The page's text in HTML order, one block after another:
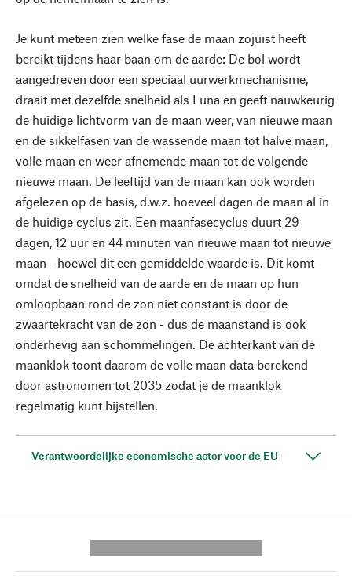
Je kunt meteen zien welke fase de maan zojuist heeft
bereikt tijdens haar baan om de aarde: De bol wordt
aangedreven door een speciaal uurwerkmechanisme,
draait met dezelfde snelheid als Luna en geeft nauwkeurig
de huidige lichtvorm van de maan weer, van nieuwe maan
en de sikkelfasen van de wassende maan tot halve maan,
volle maan en weer afnemende maan tot de volgende
nieuwe maan. De leeftijd van de maan kan ook worden
afgelezen op de basis, d.w.z. hoeveel dagen de maan al in
de huidige cyclus zit. Een maanfasecyclus duurt 29
dagen, 12 uur en 44 minuten van nieuwe maan tot nieuwe
maan - hoewel dit een gemiddelde waarde is. Dit komt
omdat de snelheid van de aarde en de maan op hun
omloopbaan rond de zon niet constant is door de
zwaartekracht van de zon - dus de maanstand is ook
onderhevig aan schommelingen. De achterkant van de
maanklok toont daarom de volle maan data berekend
door astronomen tot 2035 zodat je de maanklok
regelmatig kunt bijstellen.
Verantwoordelijke economische actor voor de EU